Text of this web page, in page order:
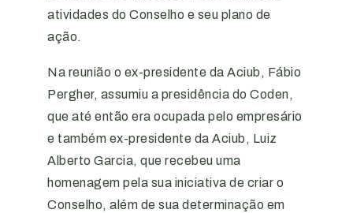
atividades do Conselho e seu plano de
ação.
Na reunião o ex-presidente da Aciub, Fábio
Pergher, assumiu a presidência do Coden,
que até então era ocupada pelo empresário
e também ex-presidente da Aciub, Luiz
Alberto Garcia, que recebeu uma
homenagem pela sua iniciativa de criar o
Conselho, além de sua determinação em